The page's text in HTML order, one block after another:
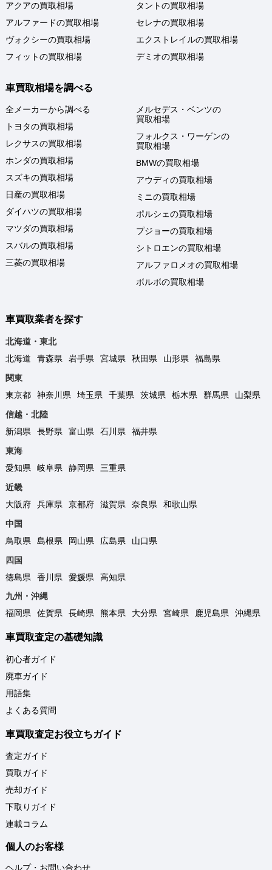
アクアの買取相場
アルファードの買取相場
ヴォクシーの買取相場
フィットの買取相場
タントの買取相場
セレナの買取相場
エクストレイルの買取相場
デミオの買取相場
車買取相場を調べる
全メーカーから調べる
トヨタの買取相場
レクサスの買取相場
ホンダの買取相場
スズキの買取相場
日産の買取相場
ダイハツの買取相場
マツダの買取相場
スバルの買取相場
三菱の買取相場
メルセデス・ベンツの
買取相場
フォルクス・ワーゲンの
買取相場
BMWの買取相場
アウディの買取相場
ミニの買取相場
ポルシェの買取相場
プジョーの買取相場
シトロエンの買取相場
アルファロメオの買取相場
ボルボの買取相場
車買取業者を探す
北海道・東北
北海道
青森県 岩手県 宮城県 秋田県 山形県
福島県
関東
東京都
神奈川県 埼玉県 千葉県 茨城県 栃木県 群馬県
山梨県
信越・北陸
新潟県
長野県 富山県 石川県
福井県
東海
愛知県
岐阜県 静岡県
三重県
近畿
大阪府
兵庫県 京都府 滋賀県 奈良県
和歌山県
中国
鳥取県
島根県 岡山県 広島県
山口県
四国
徳島県
香川県 愛媛県
高知県
九州・沖縄
福岡県
佐賀県 長崎県 熊本県 大分県 宮崎県 鹿児島県 沖縄県
車買取査定の基礎知識
初心者ガイド
廃車ガイド
用語集
よくある質問
車買取査定お役立ちガイド
査定ガイド
買取ガイド
売却ガイド
下取りガイド
連載コラム
個人のお客様
ヘルプ・お問い合わせ